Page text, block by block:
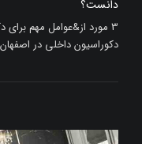
دانست؟
3 مورد از&عوامل مهم
دکوراسیون داخلی در